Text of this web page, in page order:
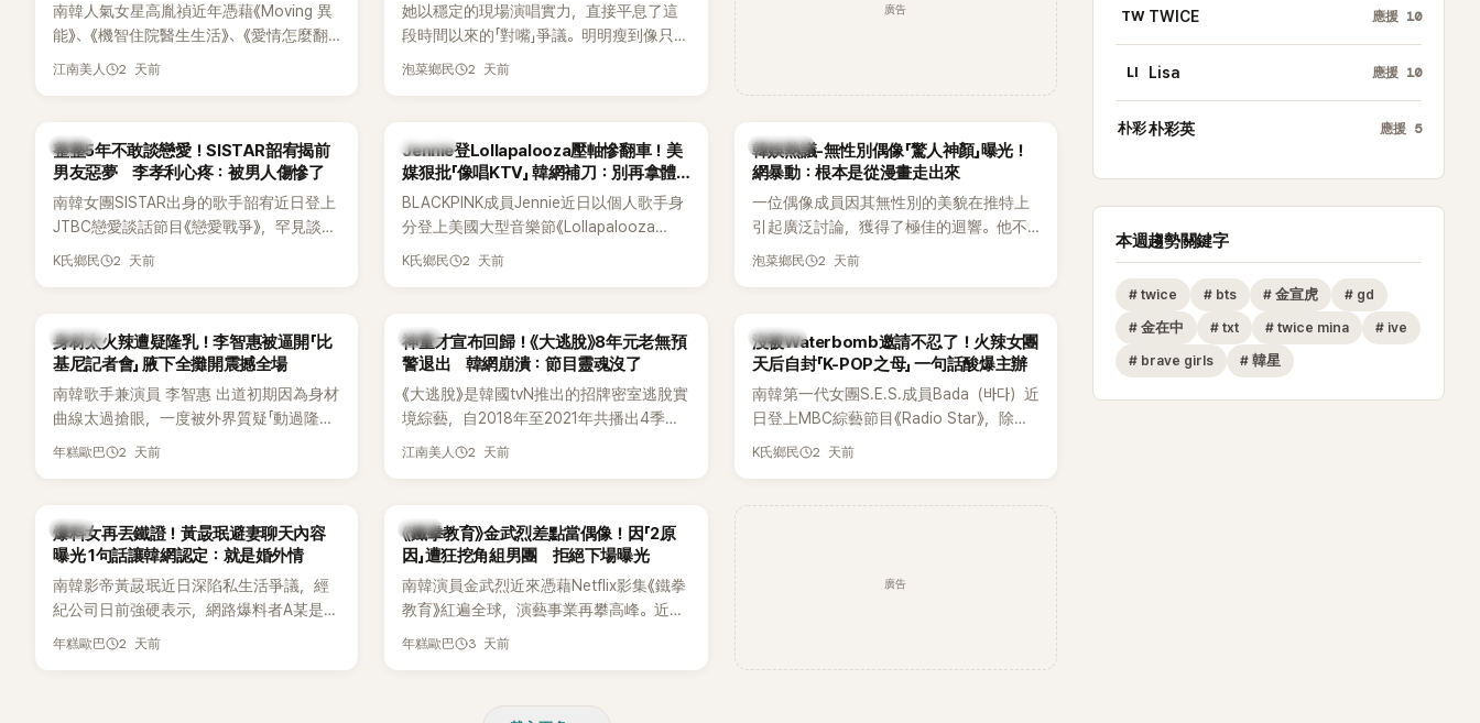
南韓人氣女星高胤禎近年憑藉《Moving 異
能》、《機智住院醫生生活》、《愛情怎麼翻
譯？》、《努力克服自卑的我們》等多部熱門
近況照意外掀起熱議，不是因為仙氣十足
的美貌，而是藏在纖細身材下的超狂背肌
與肩膀線條，反差感十足，讓不少網友看
傻直呼：「原來她身材這麼猛！」
江南美人 2 天前
她以穩定的現場演唱實力，直接平息了這
段時間以來的「對嘴」爭議。明明瘦到像只剩
骨頭，怎麼還能唱出這麼驚人的爆發力和
泡菜鄉民 2 天前
廣告
韓星
整整5年不敢談戀愛！SISTAR韶宥揭前
男友惡夢 李孝利心疼：被男人傷慘了
南韓女團SISTAR出身的歌手韶宥近日登上
JTBC戀愛談話節目《戀愛戰爭》，罕見談及
自己的感情生活，不僅坦言已經整整5年沒
K氏鄉民 2 天前
K-POP
Jennie登Lollapalooza壓軸慘翻車！美
媒狠批「像唱KTV」 韓網補刀：別再拿體
力當藉口
BLACKPINK成員Jennie近日以個人歌手身
分登上美國大型音樂節《Lollapalooza
Chicago》主舞台，不僅成為首位擔任該音
遭部分網友質疑，就連美國當地媒體也毫
不留情給出負評，甚至形容整場演出「就像
一場豪華KTV」。
K氏鄉民 2 天前
熱議討論
韓娛熱議-無性別偶像「驚人神顏」曝光！
網暴動：根本是從漫畫走出來
一位偶像成員因其無性別的美貌在推特上
引起廣泛討論，獲得了極佳的迴響。他不
僅外型出眾，舞技也備受讚譽。
泡菜鄉民 2 天前
K-POP
身材太火辣遭疑隆乳！李智惠被逼開「比
基尼記者會」 腋下全攤開震撼全場
南韓歌手兼演員 李智惠 出道初期因為身材
曲線太過搶眼，一度被外界質疑「動過隆乳
手術」，最後甚至被公司安排親上火線，召
口回憶這段「隆乳疑雲黑歷史」，話題再度被
翻出來熱議。 2日播出的 SBS 綜藝節目
《我的經紀人太難搞－秘書鎮》，邀請同時
兼顧工作與育兒的演藝圈代表「媽媽群」
——李智惠、李賢怡、李恩亨，以第13位
年糕歐巴 2 天前
韓星
神童才宣布回歸！《大逃脫》8年元老無預
警退出 韓網崩潰：節目靈魂沒了
《大逃脫》是韓國tvN推出的招牌密室逃脫實
境綜藝，自2018年至2021年共播出4季，
由鄭鍾淵PD打造完整的「大逃脫宇宙
江南美人 2 天前
K-POP
沒被Waterbomb邀請不忍了！火辣女團
天后自封「K-POP之母」 一句話酸爆主辦
南韓第一代女團S.E.S.成員Bada（바다）近
日登上MBC綜藝節目《Radio Star》，除了
分享近況，還罕見公開向夏季音樂節
K氏鄉民 2 天前
韓星
爆料女再丟鐵證！黃晸珉避妻聊天內容
曝光 1句話讓韓網認定：就是婚外情
南韓影帝黃晸珉近日深陷私生活爭議，經
紀公司日前強硬表示，網路爆料者A某是涉
嫌長期跟蹤黃晸珉的嫌疑人，已採取法律
年糕歐巴 2 天前
韓星
《鐵拳教育》金武烈差點當偶像！因「2原
因」遭狂挖角組男團 拒絕下場曝光
南韓演員金武烈近來憑藉Netflix影集《鐵拳
教育》紅遍全球，演藝事業再攀高峰。近日
被爆出一段鮮為人知的出道祕辛，原來他
年糕歐巴 3 天前
廣告
TW TWICE 應援 10
LI Lisa 應援 10
朴彩朴彩英 應援 5
本週趨勢關鍵字
# twice # bts # 金宣虎 # gd
# 金在中 # txt # twice mina # ive
# brave girls # 韓星